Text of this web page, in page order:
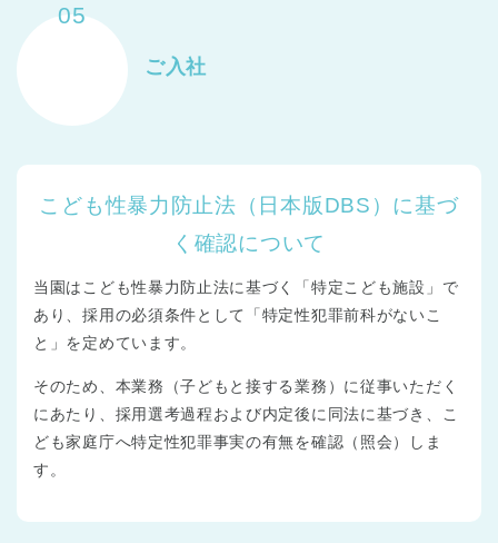
05
ご入社
こども性暴力防止法（日本版DBS）に基づ
く確認について
当園はこども性暴力防止法に基づく「特定こども施設」で
あり、採用の必須条件として「特定性犯罪前科がないこ
と」を定めています。
そのため、本業務（子どもと接する業務）に従事いただく
にあたり、採用選考過程および内定後に同法に基づき、こ
ども家庭庁へ特定性犯罪事実の有無を確認（照会）しま
す。